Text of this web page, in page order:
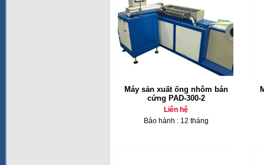
Máy sản xuất ống nhôm bán
cứng PAD-300-2
Liên hệ
Bảo hành : 12 tháng